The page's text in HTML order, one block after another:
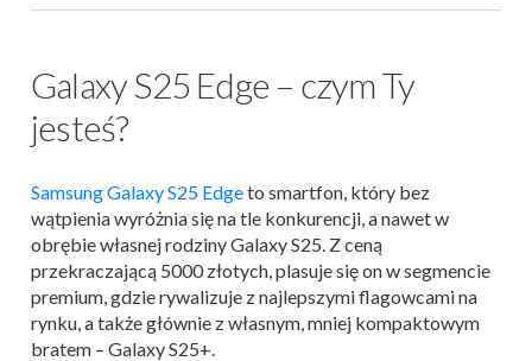
Galaxy S25 Edge – czym Ty
jesteś?
Samsung Galaxy S25 Edgeto smartfon, który bez
wątpienia wyróżnia się na tle konkurencji, a nawet w
obrębie własnej rodziny Galaxy S25. Z ceną
przekraczającą 5000 złotych, plasuje się on w segmencie
premium, gdzie rywalizuje z najlepszymi flagowcami na
rynku, a także głównie z własnym, mniej kompaktowym
bratem – Galaxy S25+.